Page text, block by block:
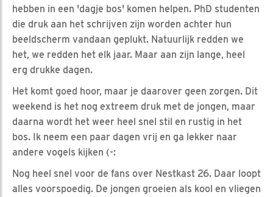
hebben in een 'dagje bos' komen helpen. PhD studenten
die druk aan het schrijven zijn worden achter hun
beeldscherm vandaan geplukt. Natuurlijk redden we
het, we redden het elk jaar. Maar aan zijn lange, heel
erg drukke dagen.
Het komt goed hoor, maar je daarover geen zorgen. Dit
weekend is het nog extreem druk met de jongen, maar
daarna wordt het weer heel snel stil en rustig in het
bos. Ik neem een paar dagen vrij en ga lekker naar
andere vogels kijken (-:
Nog heel snel voor de fans over Nestkast 26. Daar loopt
alles voorspoedig. De jongen groeien als kool en vliegen